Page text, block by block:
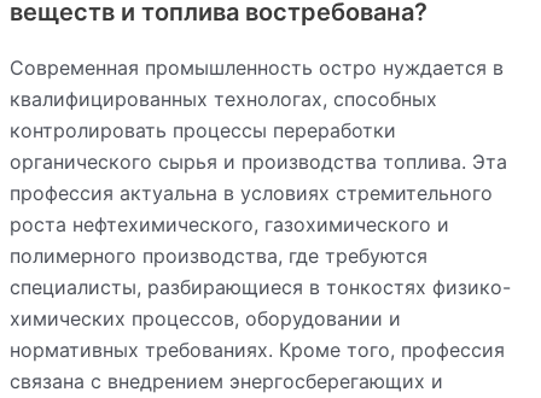
веществ и топлива востребована?
Современная промышленность остро нуждается в
квалифицированных технологах, способных
контролировать процессы переработки
органического сырья и производства топлива. Эта
профессия актуальна в условиях стремительного
роста нефтехимического, газохимического и
полимерного производства, где требуются
специалисты, разбирающиеся в тонкостях физико-
химических процессов, оборудовании и
нормативных требованиях. Кроме того, профессия
связана с внедрением энергосберегающих и